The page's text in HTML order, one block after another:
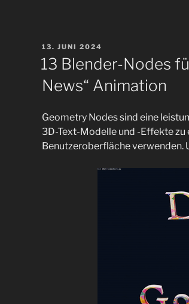
VERÖFFENTLICHT
AM
13. JUNI 2024
13 Blender-Nodes
News“ Animation
Geometry Nodes sind eine
3D-Text-Modelle und -Effekte zu
Benutzeroberfläche verwenden.